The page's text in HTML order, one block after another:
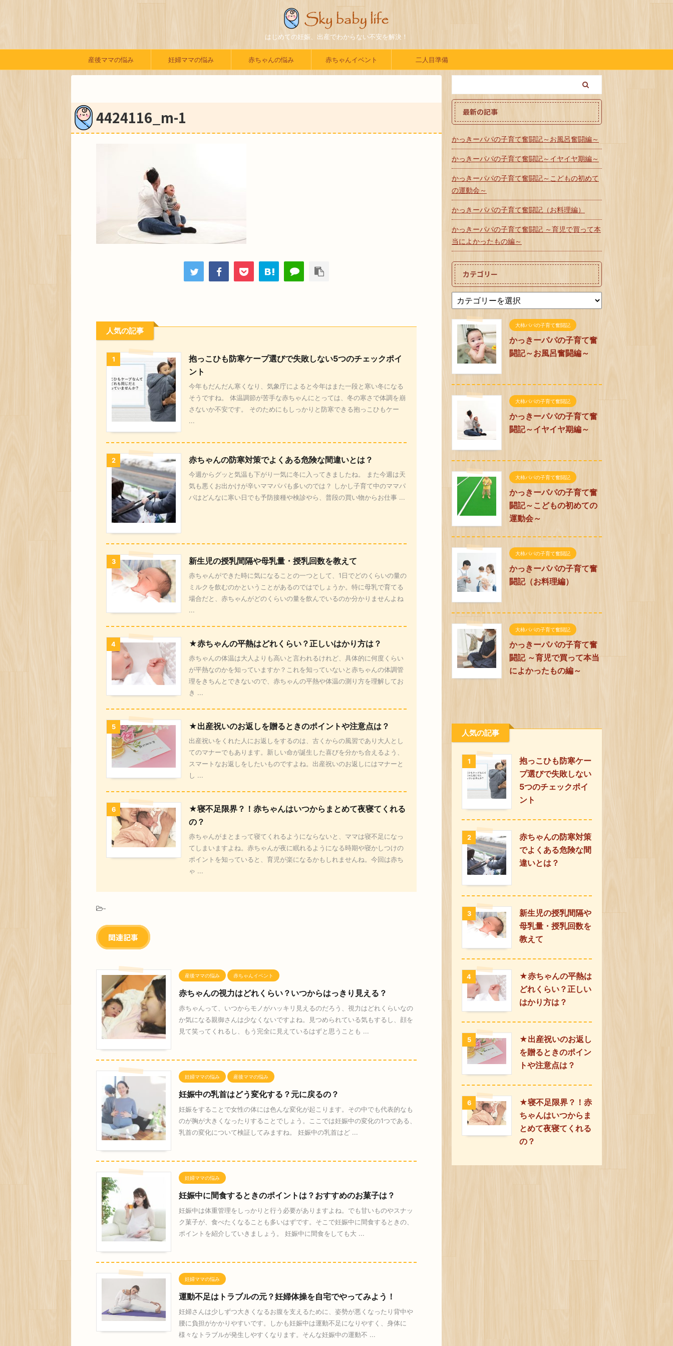
はじめての妊娠、出産でわからない不安を解決！
産後ママの悩み 妊婦ママの悩み 赤ちゃんの悩み 赤ちゃんイベント 二人目準備
4424116_m-1
人気の記事
1
抱っこひも防寒ケープ選びで失敗しない5つのチェックポイ
ント
今年もだんだん寒くなり、気象庁によると今年はまた一段と寒い冬になる
そうですね。 体温調節が苦手な赤ちゃんにとっては、冬の寒さで体調を崩
さないか不安です。 そのためにもしっかりと防寒できる抱っこひもケー
...
2 赤ちゃんの防寒対策でよくある危険な間違いとは？
今週からグッと気温も下がり一気に冬に入ってきましたね。 また今週は天
気も悪くお出かけが辛いママパパも多いのでは？ しかし子育て中のママパ
パはどんなに寒い日でも予防接種や検診やら、普段の買い物からお仕事 ...
3 新生児の授乳間隔や母乳量・授乳回数を教えて
赤ちゃんができた時に気になることの一つとして、1日でどのくらいの量の
ミルクを飲むのかということがあるのではでしょうか。特に母乳で育てる
場合だと、赤ちゃんがどのくらいの量を飲んでいるのか分かりませんよね
...
4 ★赤ちゃんの平熱はどれくらい？正しいはかり方は？
赤ちゃんの体温は大人よりも高いと言われるけれど、具体的に何度くらい
が平熱なのかを知っていますか？これを知っていないと赤ちゃんの体調管
理をきちんとできないので、赤ちゃんの平熱や体温の測り方を理解してお
き ...
5 ★出産祝いのお返しを贈るときのポイントや注意点は？
出産祝いをくれた人にお返しをするのは、古くからの風習であり大人とし
てのマナーでもあります。新しい命が誕生した喜びを分かち合えるよう、
スマートなお返しをしたいものですよね。出産祝いのお返しにはマナーと
し ...
6
★寝不足限界？！赤ちゃんはいつからまとめて夜寝てくれる
の？
赤ちゃんがまとまって寝てくれるようにならないと、ママは寝不足になっ
てしまいますよね。赤ちゃんが夜に眠れるようになる時期や寝かしつけの
ポイントを知っていると、育児が楽になるかもしれませんね。今回は赤ち
ゃ ...
-
関連記事
産後ママの悩み 赤ちゃんイベント
赤ちゃんの視力はどれくらい？いつからはっきり見える？
赤ちゃんって、いつからモノがハッキリ見えるのだろう、視力はどれくらいなの
か気になる親御さんは少なくないですよね。見つめられている気もするし、顔を
見て笑ってくれるし、もう完全に見えているはずと思うことも ...
妊婦ママの悩み 産後ママの悩み
妊娠中の乳首はどう変化する？元に戻るの？
妊娠をすることで女性の体には色んな変化が起こります。その中でも代表的なも
のが胸が大きくなったりすることでしょう。ここでは妊娠中の変化の1つである、
乳首の変化について検証してみますね。 妊娠中の乳首はど ...
妊婦ママの悩み
妊娠中に間食するときのポイントは？おすすめのお菓子は？
妊娠中は体重管理をしっかりと行う必要がありますよね。でも甘いものやスナッ
ク菓子が、食べたくなることも多いはずです。そこで妊娠中に間食するときの、
ポイントを紹介していきましょう。 妊娠中に間食をしても大 ...
妊婦ママの悩み
運動不足はトラブルの元？妊婦体操を自宅でやってみよう！
妊婦さんは少しずつ大きくなるお腹を支えるために、姿勢が悪くなったり背中や
腰に負担がかかりやすいです。しかも妊娠中は運動不足になりやすく、身体に
様々なトラブルが発生しやすくなります。そんな妊娠中の運動不 ...
最新の記事
かっきーパパの子育て奮闘記～お風呂奮闘編～
かっきーパパの子育て奮闘記～イヤイヤ期編～
かっきーパパの子育て奮闘記～こどもの初めて
の運動会～
かっきーパパの子育て奮闘記（お料理編）
かっきーパパの子育て奮闘記 ～育児で買って本
当によかったもの編～
カテゴリー
大柿パパの子育て奮闘記
かっきーパパの子育て奮
闘記～お風呂奮闘編～
大柿パパの子育て奮闘記
かっきーパパの子育て奮
闘記～イヤイヤ期編～
大柿パパの子育て奮闘記
かっきーパパの子育て奮
闘記～こどもの初めての
運動会～
大柿パパの子育て奮闘記
かっきーパパの子育て奮
闘記（お料理編）
大柿パパの子育て奮闘記
かっきーパパの子育て奮
闘記 ～育児で買って本当
によかったもの編～
人気の記事
1
抱っこひも防寒ケー
プ選びで失敗しない
5つのチェックポイ
ント
2
赤ちゃんの防寒対策
でよくある危険な間
違いとは？
3
新生児の授乳間隔や
母乳量・授乳回数を
教えて
4
★赤ちゃんの平熱は
どれくらい？正しい
はかり方は？
5
★出産祝いのお返し
を贈るときのポイン
トや注意点は？
6
★寝不足限界？！赤
ちゃんはいつからま
とめて夜寝てくれる
の？